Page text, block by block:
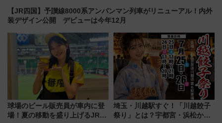
【JR四国】予讃線8000系アンパンマン列車がリニューアル！内外
装デザイン公開 デビューは今年12月
球場のビール販売員が車内に登
場！夏の移動を盛り上げるJR九
埼玉・川越駅すぐ！「川越餃子
祭り」とは？宇都宮・浜松から